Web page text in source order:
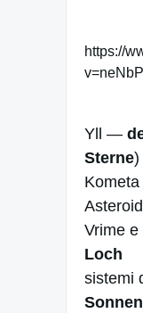
https://
Yll —
Sterne)
Kometa
Vrime e
Loch
sistemi